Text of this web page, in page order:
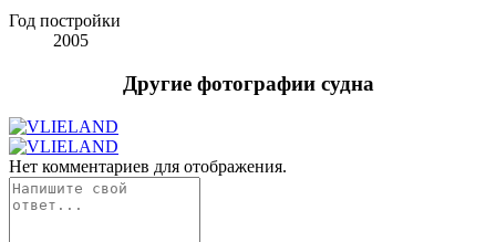
Год постройки
2005
Другие фотографии судна
Нет комментариев для отображения.